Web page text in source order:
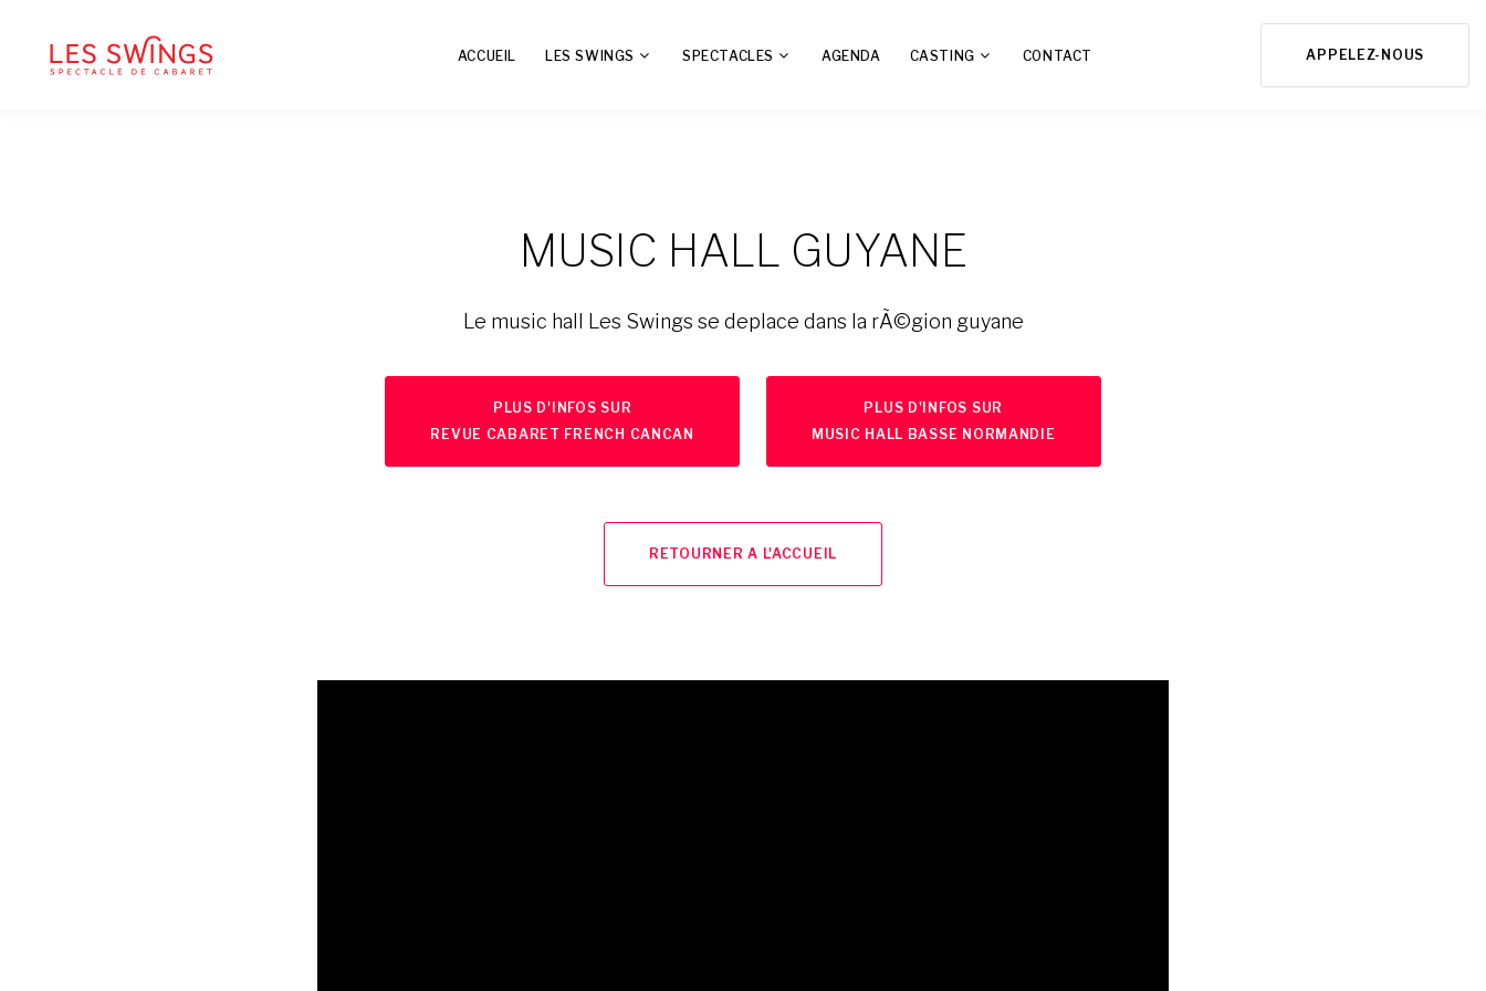
APPELEZ-NOUS
ACCUEIL LES SWINGS SPECTACLES AGENDA CASTING CONTACT
MUSIC HALL GUYANE
Le music hall Les Swings se deplace dans la rÃ©gion guyane
PLUS D'INFOS SUR
REVUE CABARET FRENCH CANCAN
PLUS D'INFOS SUR
MUSIC HALL BASSE NORMANDIE
RETOURNER A L'ACCUEIL